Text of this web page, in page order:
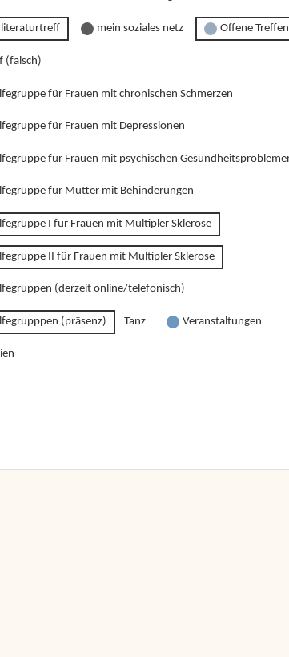
literaturtreff mein soziales netz Offene Treffen
(falsch)
für Frauen mit chronischen Schmerzen
für Frauen mit Depressionen
für Frauen mit psychischen
für Mütter mit Behinderungen
I für Frauen mit Multipler Sklerose
II für Frauen mit Multipler Sklerose
(derzeit online/telefonisch)
(präsenz) Tanz Veranstaltungen